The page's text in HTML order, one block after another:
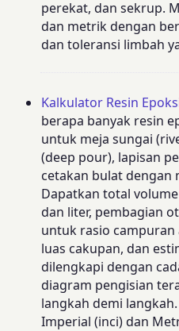
perekat, dan sekrup.
dan metrik dengan
dan toleransi limbah
Kalkulator Resin
berapa banyak resin
untuk meja sungai
(deep pour), lapisan
cetakan bulat dengan
Dapatkan total
dan liter, pembagian
untuk rasio
luas cakupan, dan
dilengkapi dengan
diagram pengisian
langkah demi
Imperial (inci) dan